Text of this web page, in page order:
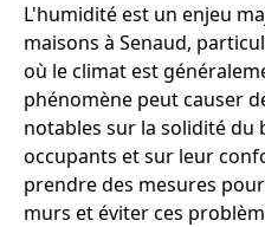
L'humidité est un enjeu
maisons à Senaud,
où le climat est
phénomène peut causer
notables sur la solidité du
occupants et sur leur
prendre des mesures
murs et éviter ces